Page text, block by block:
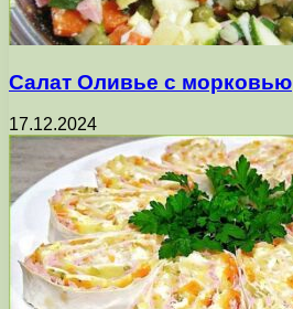
Салат Оливье с морковью
17.12.2024